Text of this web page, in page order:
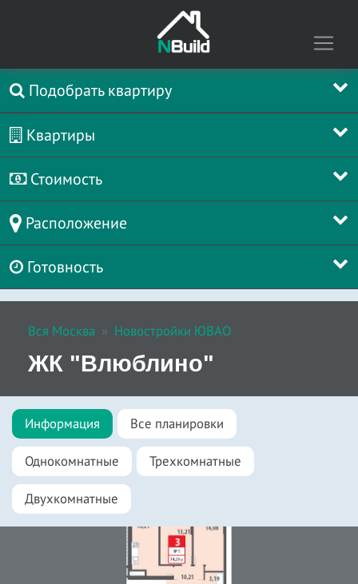
Подобрать квартиру
Квартиры
Стоимость
Расположение
Готовность
Вся Москва Новостройки ЮВАО
ЖК "Влюблино"
Информация Все планировки
Однокомнатные Трехкомнатные
Двухкомнатные